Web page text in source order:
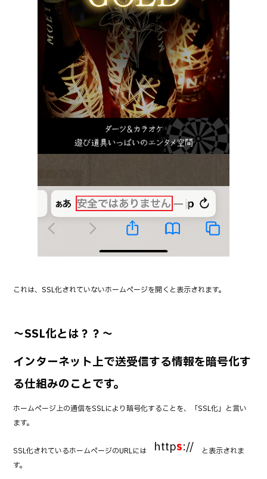
これは、SSL化されていないホームページを開くと表示されます。
～SSL化とは？？～
インターネット上で送受信する情報を暗号化す
る仕組みのことです。
ホームページ上の通信をSSLにより暗号化することを、「SSL化」と言い
ます。
SSL化されているホームページのURLには https://
と表示されま
す。